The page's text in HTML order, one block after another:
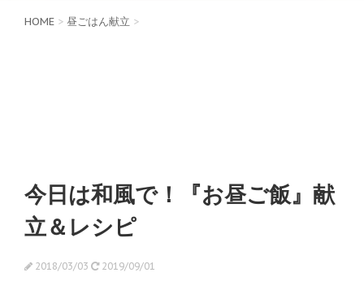
HOME > 昼ごはん献立 >
今日は和風で！『お昼ご飯』献
立＆レシピ
2018/03/03 2019/09/01